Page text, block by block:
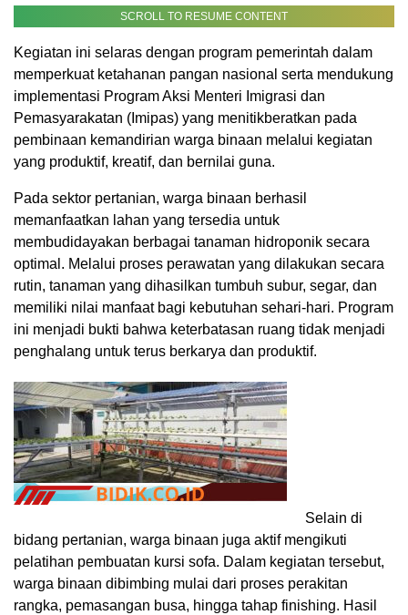
SCROLL TO RESUME CONTENT
Kegiatan ini selaras dengan program pemerintah dalam
memperkuat ketahanan pangan nasional serta mendukung
implementasi Program Aksi Menteri Imigrasi dan
Pemasyarakatan (Imipas) yang menitikberatkan pada
pembinaan kemandirian warga binaan melalui kegiatan
yang produktif, kreatif, dan bernilai guna.
Pada sektor pertanian, warga binaan berhasil
memanfaatkan lahan yang tersedia untuk
membudidayakan berbagai tanaman hidroponik secara
optimal. Melalui proses perawatan yang dilakukan secara
rutin, tanaman yang dihasilkan tumbuh subur, segar, dan
memiliki nilai manfaat bagi kebutuhan sehari-hari. Program
ini menjadi bukti bahwa keterbatasan ruang tidak menjadi
penghalang untuk terus berkarya dan produktif.
Selain di
bidang pertanian, warga binaan juga aktif mengikuti
pelatihan pembuatan kursi sofa. Dalam kegiatan tersebut,
warga binaan dibimbing mulai dari proses perakitan
rangka, pemasangan busa, hingga tahap finishing. Hasil